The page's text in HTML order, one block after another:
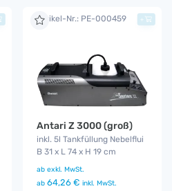
Artikel-Nr.: PE-000459
Antari Z 3000 (groß)
inkl. 5l Tankfüllung Nebelflui
B 31 x L 74 x H 19 cm
ab exkl. MwSt.
ab 64,26 € inkl. MwSt.
+